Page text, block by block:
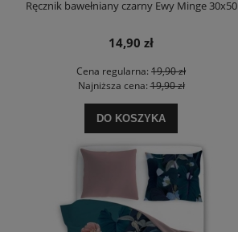
Ręcznik bawełniany czarny Ewy Minge 30x50
14,90 zł
Cena regularna: 19,90 zł
Najniższa cena:19,90 zł
DO KOSZYKA